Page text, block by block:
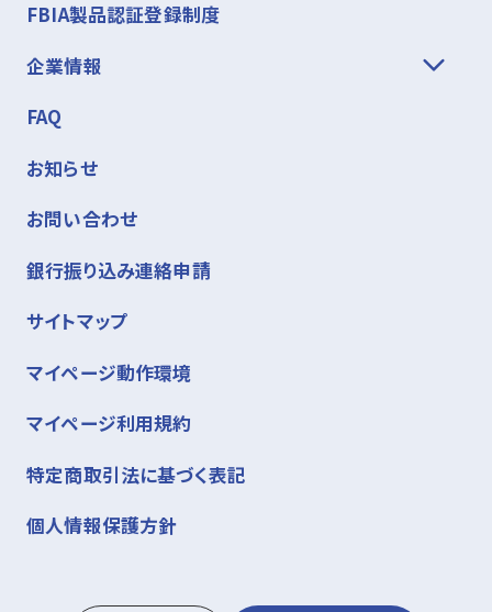
FBIA製品認証登録制度
企業情報
FAQ
お知らせ
お問い合わせ
銀行振り込み連絡申請
サイトマップ
マイページ動作環境
マイページ利用規約
特定商取引法に基づく表記
個人情報保護方針